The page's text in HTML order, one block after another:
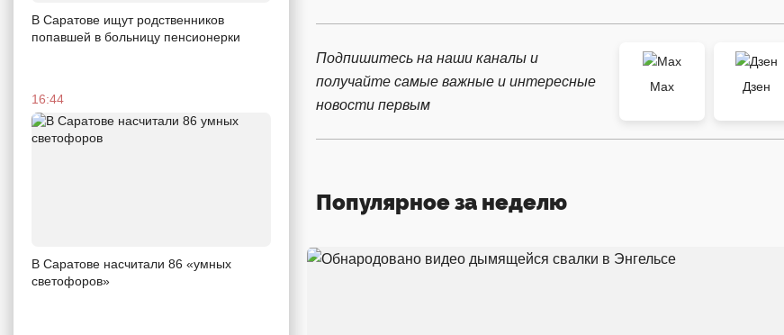
В Саратове ищут родственников
попавшей в больницу пенсионерки
16:44
В Саратове насчитали 86 «умных
светофоров»
Подпишитесь на наши каналы и
получайте самые важные и интересные
новости первым
Max
Дзен
Популярное за неделю